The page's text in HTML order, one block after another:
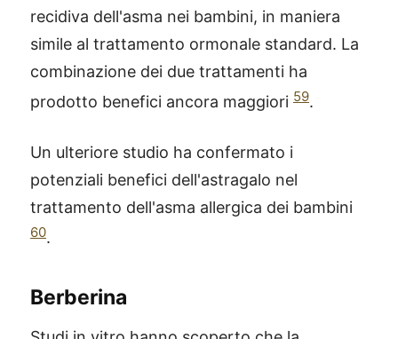
recidiva dell'asma nei bambini, in maniera
simile al trattamento ormonale standard. La
combinazione dei due trattamenti ha
prodotto benefici ancora maggiori 59.
Un ulteriore studio ha confermato i
potenziali benefici dell'astragalo nel
trattamento dell'asma allergica dei bambini
60.
Berberina